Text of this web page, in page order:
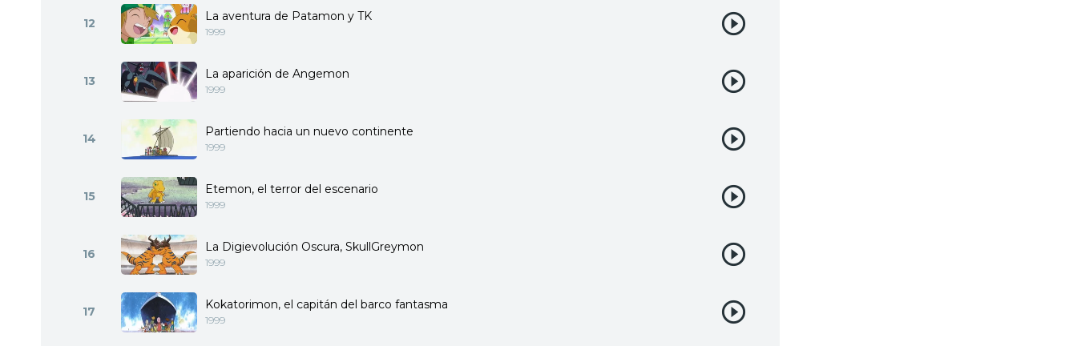
12 La aventura de Patamon y TK
1999
13 La aparición de Angemon
1999
14 Partiendo hacia un nuevo continente
1999
15 Etemon, el terror del escenario
1999
16 La Digievolución Oscura, SkullGreymon
1999
17 Kokatorimon, el capitán del barco fantasma
1999